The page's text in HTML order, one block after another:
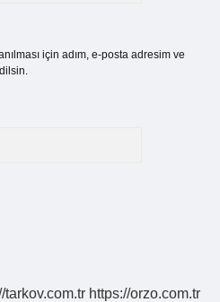
için adım, e-posta adresim ve
tarkov.com.tr https://orzo.com.tr